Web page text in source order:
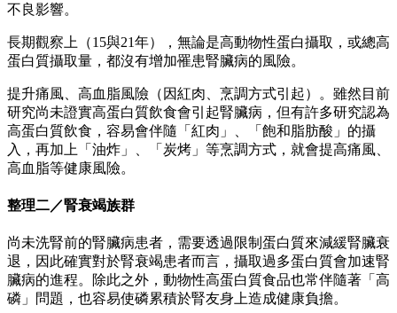
不良影響。
長期觀察上（15與21年），無論是高動物性蛋白攝取，或總高
蛋白質攝取量，都沒有增加罹患腎臟病的風險。
提升痛風、高血脂風險（因紅肉、烹調方式引起）。雖然目前
研究尚未證實高蛋白質飲食會引起腎臟病，但有許多研究認為
高蛋白質飲食，容易會伴隨「紅肉」、「飽和脂肪酸」的攝
入，再加上「油炸」、「炭烤」等烹調方式，就會提高痛風、
高血脂等健康風險。
整理二／腎衰竭族群
尚未洗腎前的腎臟病患者，需要透過限制蛋白質來減緩腎臟衰
退，因此確實對於腎衰竭患者而言，攝取過多蛋白質會加速腎
臟病的進程。除此之外，動物性高蛋白質食品也常伴隨著「高
磷」問題，也容易使磷累積於腎友身上造成健康負擔。